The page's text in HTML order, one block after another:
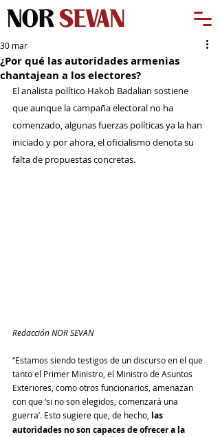
¿Por qué las autoridades armenias
chantajean a los electores?
30 mar
El analista político Hakob Badalian sostiene
que aunque la campaña electoral no ha
comenzado, algunas fuerzas políticas ya la han
iniciado y por ahora, el oficialismo denota su
falta de propuestas concretas.
Redacción NOR SEVAN
“Estamos siendo testigos de un discurso en el que
tanto el Primer Ministro, el Ministro de Asuntos
Exteriores, como otros funcionarios, amenazan
con que ‘si no son elegidos, comenzará una
guerra’. Esto sugiere que, de hecho, las
autoridades no son capaces de ofrecer a la